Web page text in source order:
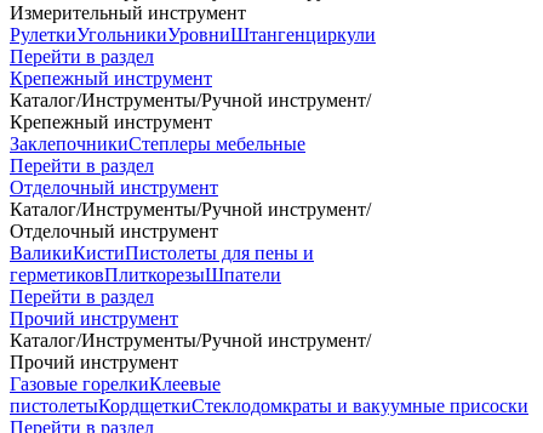
Измерительный инструмент
РулеткиУгольникиУровниШтангенциркули
Перейти в раздел
Крепежный инструмент
Каталог/Инструменты/Ручной инструмент/
Крепежный инструмент
ЗаклепочникиСтеплеры мебельные
Перейти в раздел
Отделочный инструмент
Каталог/Инструменты/Ручной инструмент/
Отделочный инструмент
ВаликиКистиПистолеты для пены и
герметиковПлиткорезыШпатели
Перейти в раздел
Прочий инструмент
Каталог/Инструменты/Ручной инструмент/
Прочий инструмент
Газовые горелкиКлеевые
пистолетыКордщеткиСтеклодомкраты и вакуумные присоски
Перейти в раздел